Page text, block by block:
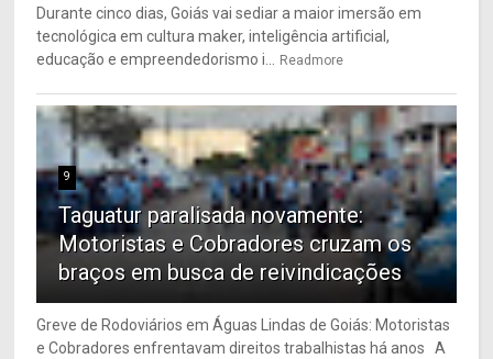
Durante cinco dias, Goiás vai sediar a maior imersão em
tecnológica em cultura maker, inteligência artificial,
educação e empreendedorismo i... Readmore
9
Taguatur paralisada novamente:
Motoristas e Cobradores cruzam os
braços em busca de reivindicações
Greve de Rodoviários em Águas Lindas de Goiás: Motoristas
e Cobradores enfrentavam direitos trabalhistas há anos A